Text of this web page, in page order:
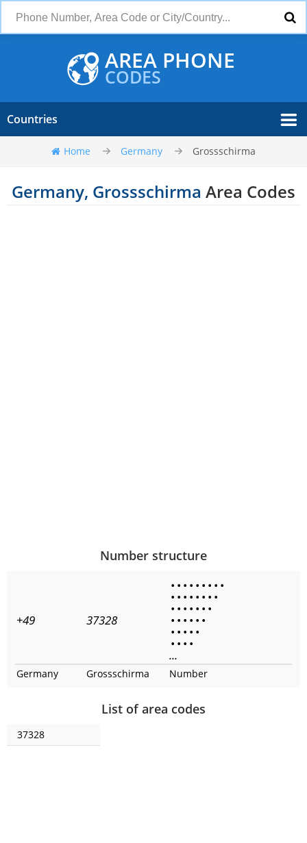
AREA PHONE
CODES
Countries
Home Germany Grossschirma
Germany, Grossschirma Area Codes
Number structure
+49 37328
• • • • • • • • •
• • • • • • • •
• • • • • • •
• • • • • •
• • • • •
• • • •
...
Germany Grossschirma Number
List of area codes
37328